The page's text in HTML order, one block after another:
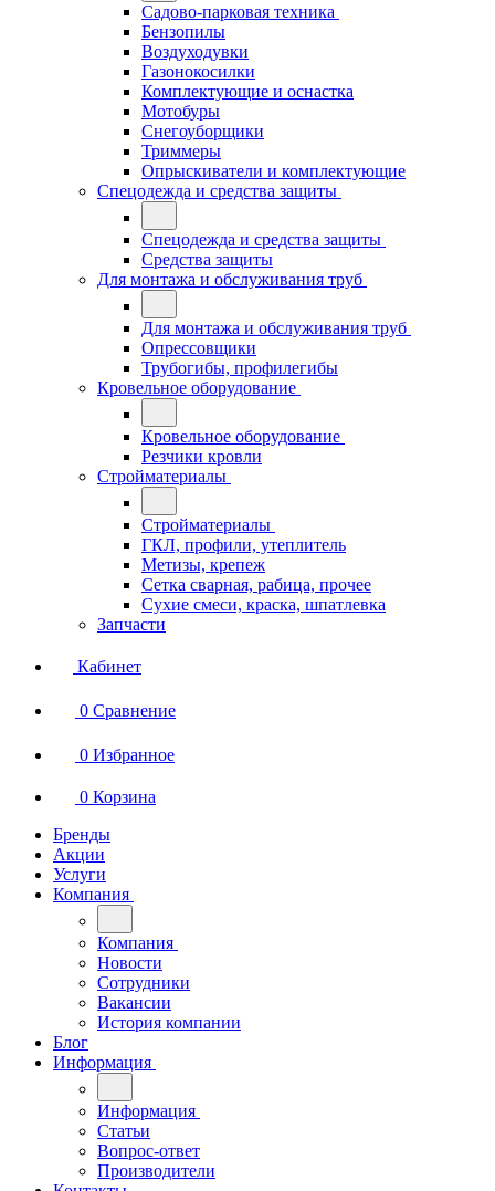
Садово-парковая техника
Бензопилы
Воздуходувки
Газонокосилки
Комплектующие и оснастка
Мотобуры
Снегоуборщики
Триммеры
Опрыскиватели и комплектующие
Спецодежда и средства защиты
Спецодежда и средства защиты
Средства защиты
Для монтажа и обслуживания труб
Для монтажа и обслуживания труб
Опрессовщики
Трубогибы, профилегибы
Кровельное оборудование
Кровельное оборудование
Резчики кровли
Стройматериалы
Стройматериалы
ГКЛ, профили, утеплитель
Метизы, крепеж
Сетка сварная, рабица, прочее
Сухие смеси, краска, шпатлевка
Запчасти
Кабинет
0 Сравнение
0 Избранное
0 Корзина
Бренды
Акции
Услуги
Компания
Компания
Новости
Сотрудники
Вакансии
История компании
Блог
Информация
Информация
Статьи
Вопрос-ответ
Производители